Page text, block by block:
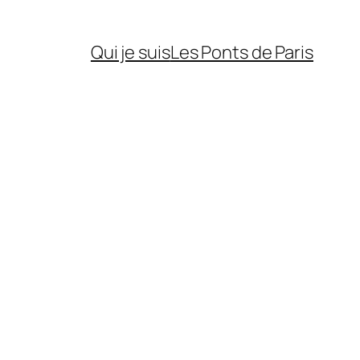
Qui je suisLes Ponts de Paris